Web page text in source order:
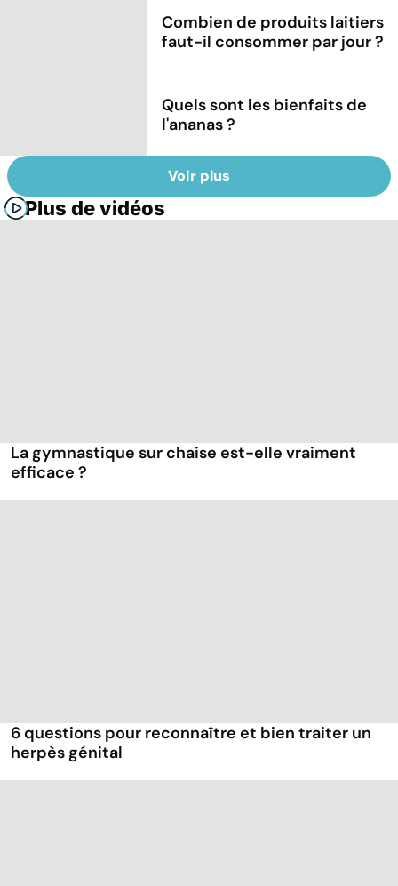
Combien de produits laitiers
faut-il consommer par jour ?
Quels sont les bienfaits de
l'ananas ?
Voir plus
Plus de vidéos
La gymnastique sur chaise est-elle vraiment
efficace ?
6 questions pour reconnaître et bien traiter un
herpès génital